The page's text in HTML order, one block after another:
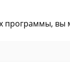
программы,